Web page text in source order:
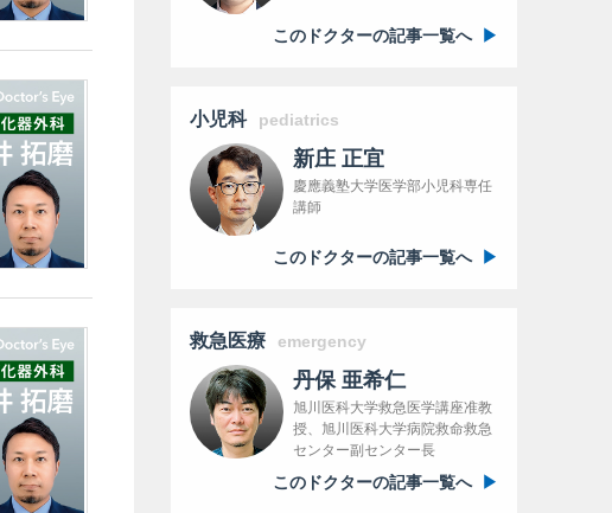
このドクターの記事一覧へ
小児科 pediatrics
新庄 正宜
慶應義塾大学医学部小児科専任
講師
このドクターの記事一覧へ
救急医療 emergency
丹保 亜希仁
旭川医科大学救急医学講座准教
授、旭川医科大学病院救命救急
センター副センター長
このドクターの記事一覧へ